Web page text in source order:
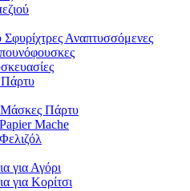
Αναπτυσσόμενες
Πάρτυ
Πάρτυ
Mache
για Αγόρι
για Κορίτσι